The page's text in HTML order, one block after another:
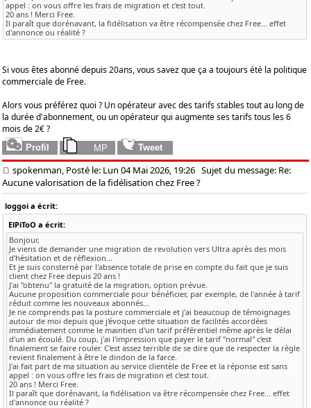
appel : on vous offre les frais de migration et c'est tout.
20 ans ! Merci Free.
Il paraît que dorénavant, la fidélisation va être récompensée chez Free... effet
d'annonce ou réalité ?
Si vous êtes abonné depuis 20ans, vous savez que ça a toujours été la politique
commerciale de Free.
Alors vous préférez quoi ? Un opérateur avec des tarifs stables tout au long de
la durée d'abonnement, ou un opérateur qui augmente ses tarifs tous les 6
mois de 2€ ?
spokenman, Posté le: Lun 04 Mai 2026, 19:26 Sujet du message: Re:
Aucune valorisation de la fidélisation chez Free ?
loggoi a écrit:
ElPiToO a écrit:
Bonjour,
Je viens de demander une migration de revolution vers Ultra après des mois
d'hésitation et de réflexion...
Et je suis consterné par l'absence totale de prise en compte du fait que je suis
client chez Free depuis 20 ans !
J'ai "obtenu" la gratuité de la migration, option prévue.
Aucune proposition commerciale pour bénéficier, par exemple, de l'année à tarif
réduit comme les nouveaux abonnés...
Je ne comprends pas la posture commerciale et j'ai beaucoup de témoignages
autour de moi depuis que j'évoque cette situation de facilités accordées
immédiatement comme le maintien d'un tarif préférentiel même après le délai
d'un an écoulé. Du coup, j'ai l'impression que payer le tarif "normal" c'est
finalement se faire rouler. C'est assez terrible de se dire que de respecter la règle
revient finalement à être le dindon de la farce.
J'ai fait part de ma situation au service clientèle de Free et la réponse est sans
appel : on vous offre les frais de migration et c'est tout.
20 ans ! Merci Free.
Il paraît que dorénavant, la fidélisation va être récompensée chez Free... effet
d'annonce ou réalité ?